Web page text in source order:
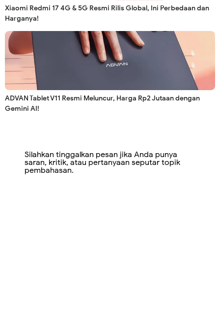
Xiaomi Redmi 17 4G & 5G Resmi Rilis Global, Ini Perbedaan dan
Harganya!
ADVAN Tablet V11 Resmi Meluncur, Harga Rp2 Jutaan dengan
Gemini AI!
Silahkan tinggalkan pesan jika Anda punya
saran, kritik, atau pertanyaan seputar topik
pembahasan.